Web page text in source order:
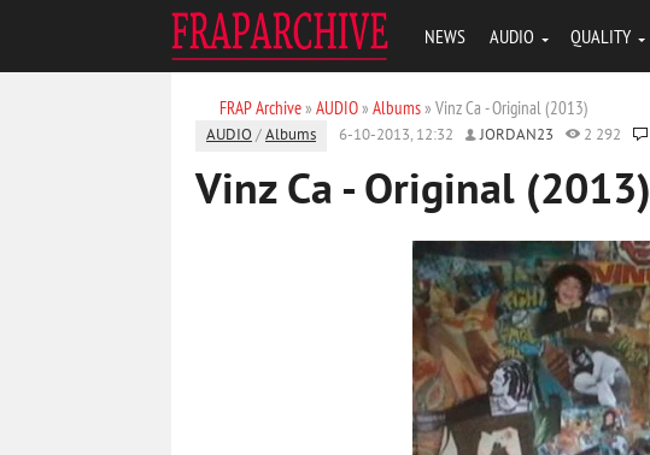
NEWS AUDIO QUALITY
FRAP Archive» AUDIO» Albums» Vinz Ca - Original (2013)
AUDIO /Albums 6-10-2013, 12:32 JORDAN23 2 292
Vinz Ca - Original (2013)